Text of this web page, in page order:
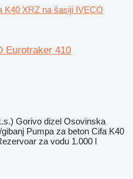
K40 XRZ na šasiji IVECO
Eurotraker 410
Gorivo dizel Osovinska
Pumpa za beton Cifa K40
za vodu 1.000 l